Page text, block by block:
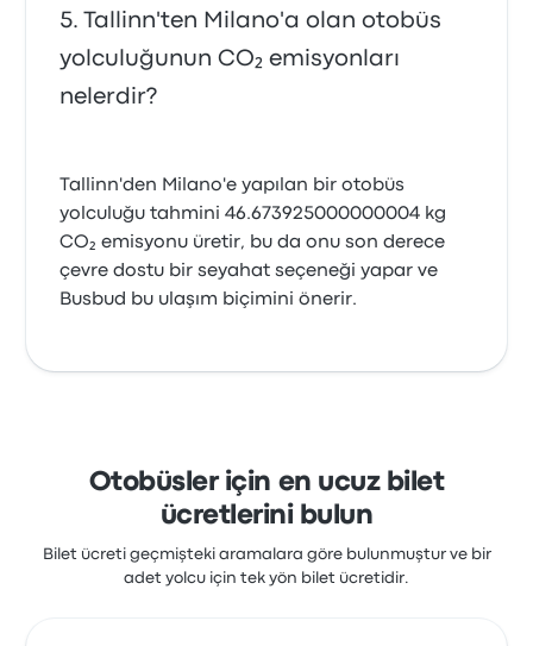
Tallinn'ten Milano'a olan otobüs
yolculuğunun CO₂ emisyonları
nelerdir?
Tallinn'den Milano'e yapılan bir otobüs
yolculuğu tahmini 46.673925000000004 kg
CO₂ emisyonu üretir, bu da onu son derece
çevre dostu bir seyahat seçeneği yapar ve
Busbud bu ulaşım biçimini önerir.
Otobüsler için en ucuz bilet
ücretlerini bulun
Bilet ücreti geçmişteki aramalara göre bulunmuştur ve bir
adet yolcu için tek yön bilet ücretidir.